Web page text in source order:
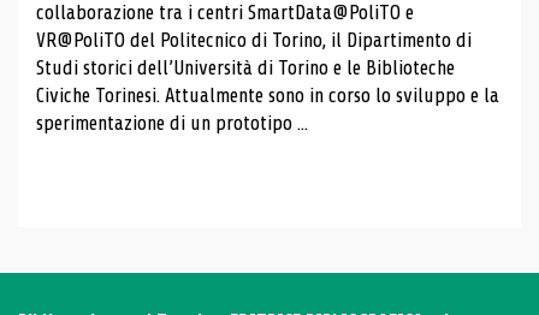
collaborazione tra i centri SmartData@PoliTO e
VR@PoliTO del Politecnico di Torino, il Dipartimento di
Studi storici dell’Università di Torino e le Biblioteche
Civiche Torinesi. Attualmente sono in corso lo sviluppo e la
sperimentazione di un prototipo ...